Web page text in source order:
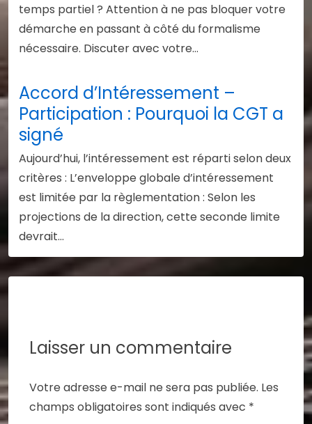
temps partiel ? Attention à ne pas bloquer votre
démarche en passant à côté du formalisme
nécessaire. Discuter avec votre…
Accord d’Intéressement –
Participation : Pourquoi la CGT a
signé
Aujourd’hui, l’intéressement est réparti selon deux
critères : L’enveloppe globale d’intéressement
est limitée par la règlementation : Selon les
projections de la direction, cette seconde limite
devrait…
Laisser un commentaire
Votre adresse e-mail ne sera pas publiée. Les
champs obligatoires sont indiqués avec *